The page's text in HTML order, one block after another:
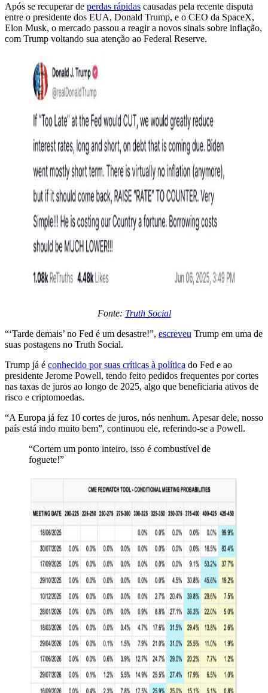
Após se recuperar de perdas rápidas causadas pela recente disputa
entre o presidente dos EUA, Donald Trump, e o CEO da SpaceX,
Elon Musk, o mercado passou a reagir a novos sinais sobre inflação,
com Trump voltando sua atenção ao Federal Reserve.
Fonte: Truth Social
“‘Tarde demais’ no Fed é um desastre!”, escreveu Trump em uma de
suas postagens no Truth Social.
Trump já é conhecido por suas críticas à política do Fed e ao
presidente Jerome Powell, tendo feito pedidos frequentes por cortes
nas taxas de juros ao longo de 2025, algo que beneficiaria ativos de
risco e criptomoedas.
“A Europa já fez 10 cortes de juros, nós nenhum. Apesar dele, nosso
país está indo muito bem”, continuou ele, referindo-se a Powell.
“Cortem um ponto inteiro, isso é combustível de
foguete!”